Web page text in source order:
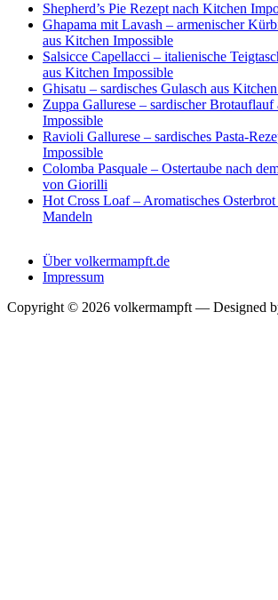
Shepherd’s Pie Rezept nach Kitchen
Ghapama mit Lavash – armenischer
aus Kitchen Impossible
Salsicce Capellacci – italienische
aus Kitchen Impossible
Ghisatu – sardisches Gulasch aus
Zuppa Gallurese – sardischer Brotauflauf
Impossible
Ravioli Gallurese – sardisches Pasta-
Impossible
Colomba Pasquale – Ostertaube nach
von Giorilli
Hot Cross Loaf – Aromatisches
Mandeln
Über volkermampft.de
Impressum
Copyright © 2026 volkermampft — Designed